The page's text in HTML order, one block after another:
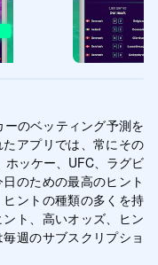
のベッティング予測を
アプリでは、常にその
ホッケー、UFC、ラグビ
のための最高のヒント
ントの種類の多くを持
ト、高いオッズ、ヒン
週のサブスクリプショ